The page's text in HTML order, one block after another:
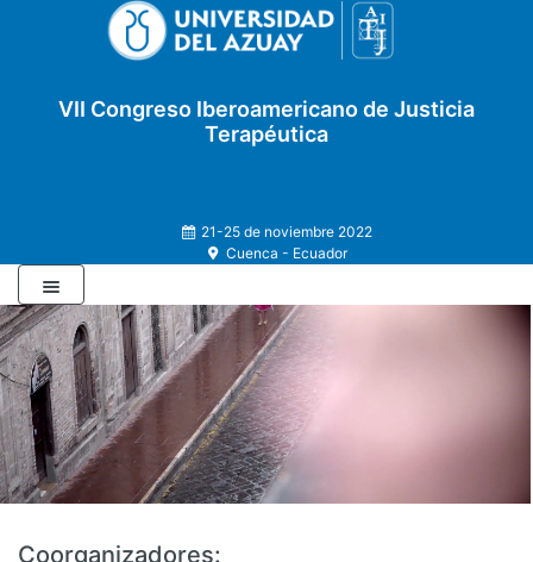
VII Congreso Iberoamericano de Justicia
Terapéutica
21-25 de noviembre 2022
Cuenca - Ecuador
Coorganizadores: